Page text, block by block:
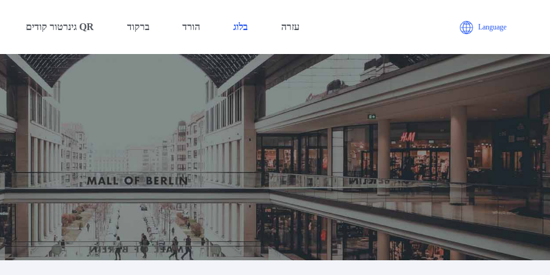
גינרטור קודים QR ברקוד הורד בלוג עזרה Language